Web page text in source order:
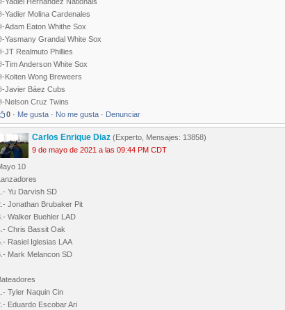
Yadier Molina Cardenales
Adam Eaton Whithe Sox
Yasmany Grandal White Sox
JT Realmuto Phillies
Tim Anderson White Sox
Kolten Wong Breweers
Javier Báez Cubs
Nelson Cruz Twins
0 · Me gusta · No me gusta · Denunciar
Carlos Enrique Diaz (Experto, Mensajes: 13858)
9 de mayo de 2021 a las 09:44 PM CDT
10
Yu Darvish SD
Jonathan Brubaker Pit
Walker Buehler LAD
Chris Bassit Oak
Rasiel Iglesias LAA
Mark Melancon SD
Tyler Naquin Cin
Eduardo Escobar Ari